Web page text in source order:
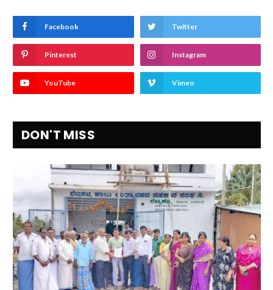
Facebook Twitter
Pinterest Instagram
YouTube Vimeo
DON'T MISS